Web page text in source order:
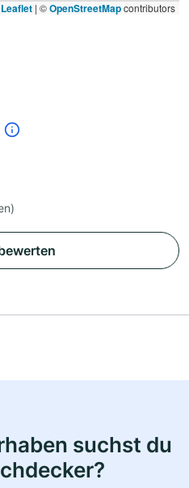
Leaflet | ©OpenStreetMapcontributors
suchst du